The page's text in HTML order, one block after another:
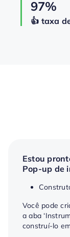
97%
👍️️️️️️ taxa
Estou
Pop-up de
Você pode
a aba
construí-lo